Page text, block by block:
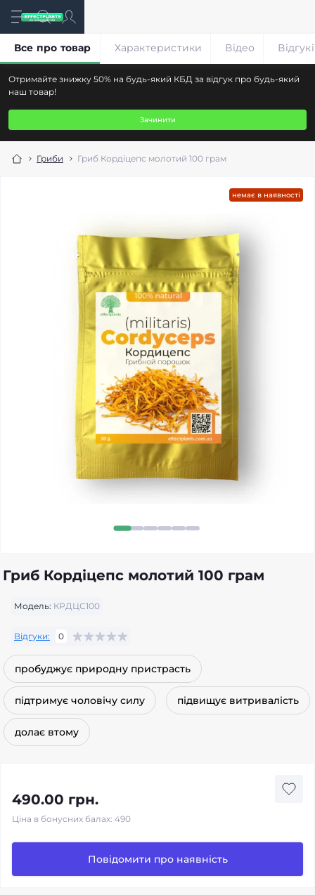
Отримайте знижку 50% на будь-який КБД за відгук про будь-який
наш товар!
Зачинити
Гриби Гриб Кордіцепс молотий 100 грам
Все про товар Характеристики Відео
немає в наявності
Гриб Кордіцепс молотий 100 грам
Модель: КРДЦС100
Відгуки: 0
пробуджує природну пристрасть
підтримує чоловічу силу підвищує витривалість
долає втому
490.00 грн.
Ціна в бонусних балах: 490
Повідомити про наявність